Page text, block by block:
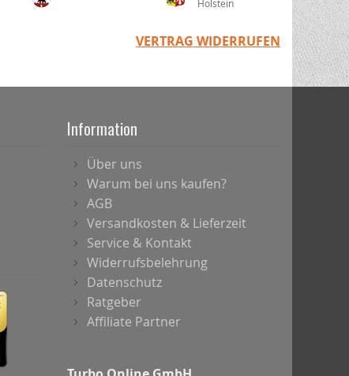
Holstein
VERTRAG WIDERRUFEN
Information
Über uns
Warum bei uns kaufen?
AGB
Versandkosten & Lieferzeit
Service & Kontakt
Widerrufsbelehrung
Datenschutz
Ratgeber
Affiliate Partner